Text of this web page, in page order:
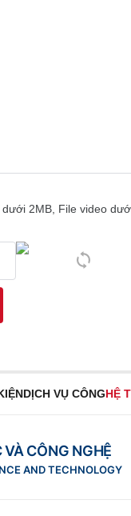
dưới 2MB, File video
DỊCH VỤ CÔNGHỆ
CÔNG NGHỆ
AND TECHNOLOGY